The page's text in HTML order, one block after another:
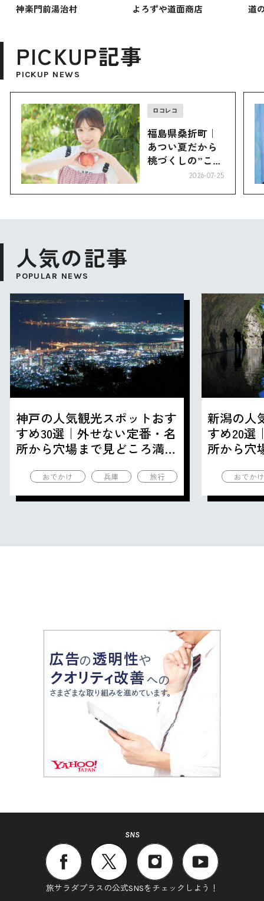
神楽門前湯治村 よろずや道面商店 道
PICKUP記事
PICKUP NEWS
ロコレコ
福島県桑折町｜
あつい夏だから
桃づくしの”こお
2026-07-25
人気の記事
POPULAR NEWS
神戸の人気観光スポットおす
すめ30選｜外せない定番・名
所から穴場まで見どころ満載
おでかけ 兵庫 旅行
新潟の人
すめ20選
所から穴
おでか
SNS
旅サラダプラスの公式SNSをチェックしよう！